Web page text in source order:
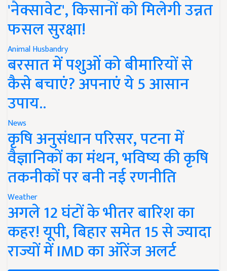
'नेक्सावेट', किसानों को मिलेगी उन्नत
फसल सुरक्षा!
Animal Husbandry
बरसात में पशुओं को बीमारियों से
कैसे बचाएं? अपनाएं ये 5 आसान
उपाय..
News
कृषि अनुसंधान परिसर, पटना में
वैज्ञानिकों का मंथन, भविष्य की कृषि
तकनीकों पर बनी नई रणनीति
Weather
अगले 12 घंटों के भीतर बारिश का
कहर! यूपी, बिहार समेत 15 से ज्यादा
राज्यों में IMD का ऑरेंज अलर्ट